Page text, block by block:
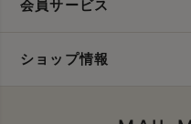
会員サービス
ショップ情報